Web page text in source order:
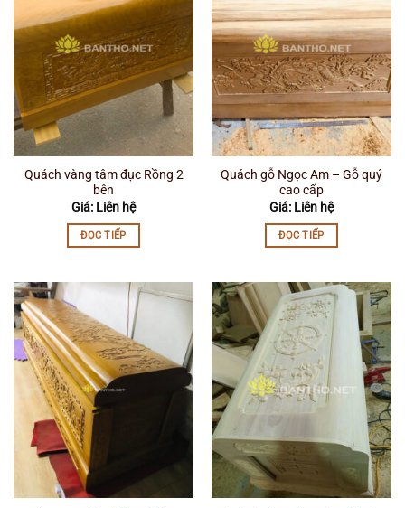
Quách vàng tâm đục Rồng 2
bên
Giá: Liên hệ
ĐỌC TIẾP
Quách gỗ Ngọc Am – Gỗ quý
cao cấp
Giá: Liên hệ
ĐỌC TIẾP